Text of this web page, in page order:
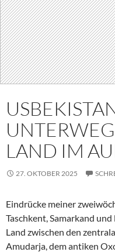
LAND IM
27. OKTOBER 2025
Eindrücke meiner
Taschkent, Samarkand
Land zwischen den
Amudarja, dem antiken